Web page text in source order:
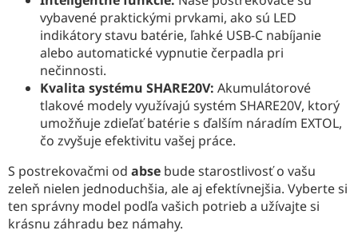
vybavené praktickými prvkami, ako sú LED
indikátory stavu batérie, ľahké USB-C nabíjanie
alebo automatické vypnutie čerpadla pri
nečinnosti.
Kvalita systému SHARE20V: Akumulátorové
tlakové modely využívajú systém SHARE20V, ktorý
umožňuje zdieľať batérie s ďalším náradím EXTOL,
čo zvyšuje efektivitu vašej práce.
S postrekovačmi od abse bude starostlivosť o vašu
zeleň nielen jednoduchšia, ale aj efektívnejšia. Vyberte si
ten správny model podľa vašich potrieb a užívajte si
krásnu záhradu bez námahy.